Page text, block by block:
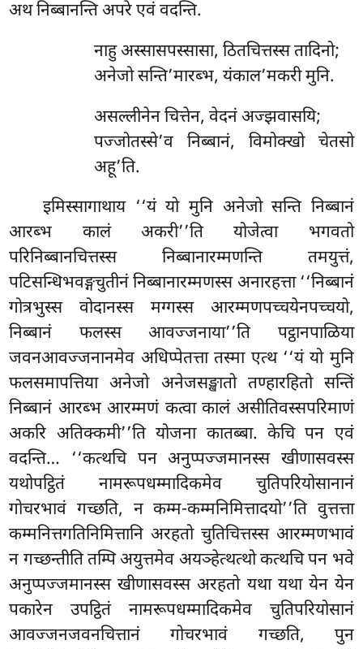
अथ निब्बानन्ति अपरे एवं वदन्ति.
नाहु अस्सासपस्सासा, ठितचित्तस्स तादिनो;
अनेजो सन्ति’मारब्भ, यंकाल’मकरी मुनि.
असल्लीनेन चित्तेन, वेदनं अज्झवासयि;
पज्जोतस्से’व निब्बानं, विमोक्खो चेतसो
अहू’ति.
इमिस्सागाथाय ‘‘यं यो मुनि अनेजो सन्ति निब्बानं
आरब्भ कालं अकरी’’ति योजेत्वा भगवतो
परिनिब्बानचित्तस्स निब्बानारम्मणन्ति तमयुत्तं,
पटिसन्धिभवङ्गचुतीनं निब्बानारम्मणस्स अनारहत्ता ‘‘निब्बानं
गोत्रभुस्स वोदानस्स मग्गस्स आरम्मणपच्चयेनपच्चयो,
निब्बानं फलस्सआवज्जनाया’’ति पट्ठानपाळिया
जवनआवज्जनानमेव अधिप्पेतत्ता तस्मा एत्थ ‘‘यं यो मुनि
फलसमापत्तिया अनेजो अनेजसङ्खातो तण्हारहितो सन्तिं
निब्बानं आरब्भ आरम्मणं कत्वा कालं असीतिवस्सपरिमाणं
अकरि अतिक्कमी’’ति योजना कातब्बा. केचि पन एवं
वदन्ति… ‘‘कत्थचि पन अनुप्पज्जमानस्स खीणासवस्स
यथोपट्ठितं नामरूपधम्मादिकमेव चुतिपरियोसानानं
गोचरभावं गच्छति, न कम्म-कम्मनिमित्तादयो’’ति वुत्तत्ता
कम्मनित्तगतिनिमित्तानि अरहतो चुतिचित्तस्स आरम्मणभावं
न गच्छन्तीति तम्पि अयुत्तमेव अयञ्हेत्थत्थो कत्थचि पन भवे
अनुप्पज्जमानस्स खीणासवस्स अरहतो यथा यथा येन येन
पकारेन उपट्ठितं नामरूपधम्मादिकमेव चुतिपरियोसानं
आवज्जनजवनचित्तानं गोचरभावं गच्छति, पुन